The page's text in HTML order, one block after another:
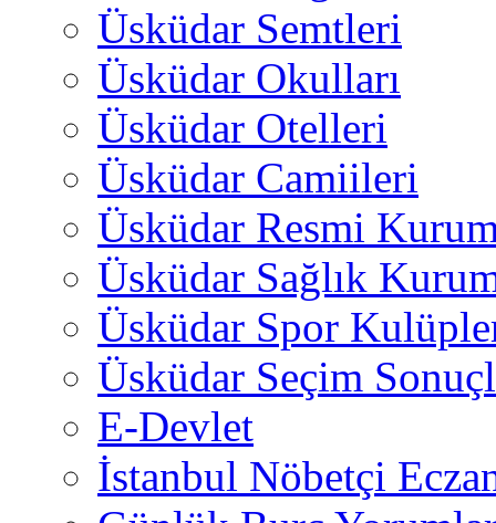
Üsküdar Semtleri
Üsküdar Okulları
Üsküdar Otelleri
Üsküdar Camiileri
Üsküdar Resmi
Üsküdar Sağlık
Üsküdar Spor
Üsküdar Seçim
E-Devlet
İstanbul Nöbetçi